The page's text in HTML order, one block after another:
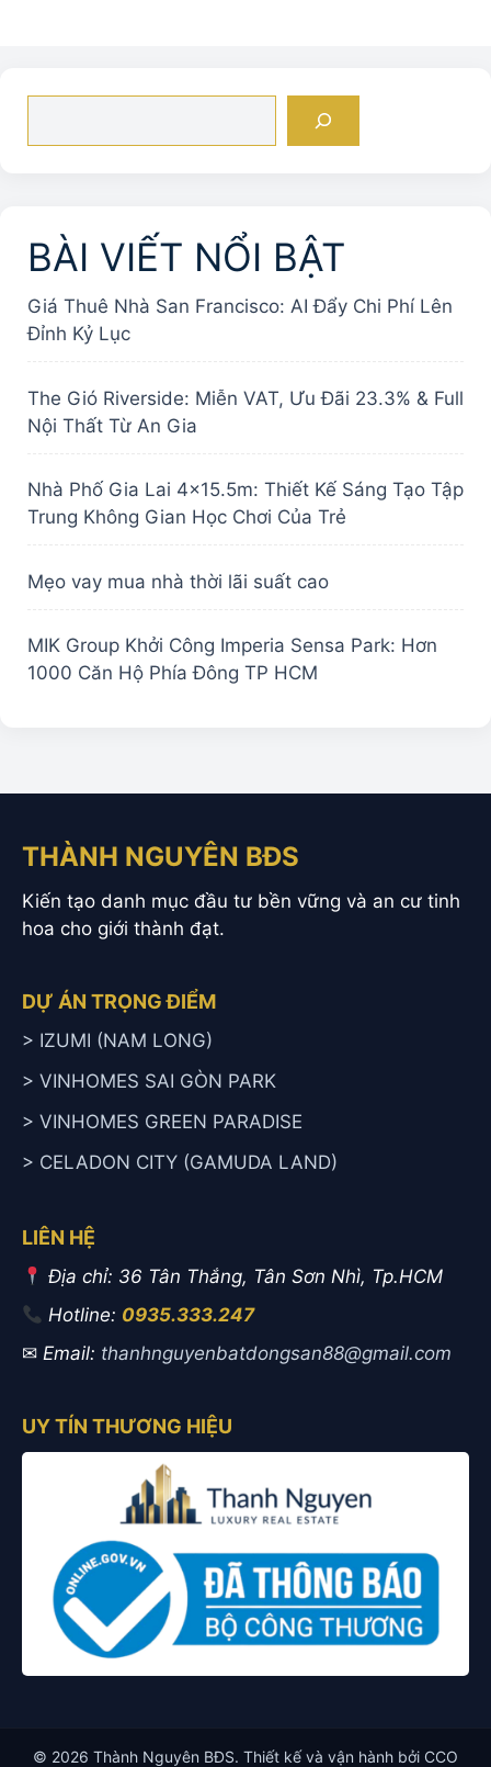
BÀI VIẾT NỔI BẬT
Giá Thuê Nhà San Francisco: AI Đẩy Chi Phí Lên
Đỉnh Kỷ Lục
The Gió Riverside: Miễn VAT, Ưu Đãi 23.3% & Full
Nội Thất Từ An Gia
Nhà Phố Gia Lai 4×15.5m: Thiết Kế Sáng Tạo Tập
Trung Không Gian Học Chơi Của Trẻ
Mẹo vay mua nhà thời lãi suất cao
MIK Group Khởi Công Imperia Sensa Park: Hơn
1000 Căn Hộ Phía Đông TP HCM
THÀNH NGUYÊN BĐS
Kiến tạo danh mục đầu tư bền vững và an cư tinh
hoa cho giới thành đạt.
DỰ ÁN TRỌNG ĐIỂM
> IZUMI (NAM LONG)
> VINHOMES SAI GÒN PARK
> VINHOMES GREEN PARADISE
> CELADON CITY (GAMUDA LAND)
LIÊN HỆ
Địa chỉ: 36 Tân Thắng, Tân Sơn Nhì, Tp.HCM
Hotline: 0935.333.247
✉ Email: thanhnguyenbatdongsan88@gmail.com
UY TÍN THƯƠNG HIỆU
© 2026 Thành Nguyên BĐS. Thiết kế và vận hành bởi CCO